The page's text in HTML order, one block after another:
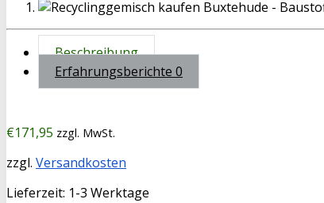
Beschreibung
Erfahrungsberichte 0
€171,95 zzgl. MwSt.
zzgl. Versandkosten
Lieferzeit: 1-3 Werktage